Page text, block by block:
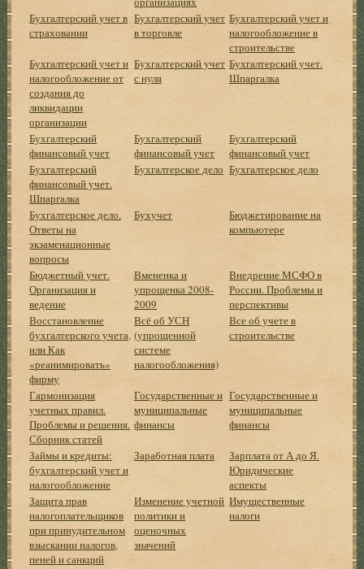
Бухгалтерский учет в
страховании
Бухгалтерский учет
в торговле
Бухгалтерский учет и
налогообложение в
строительстве
Бухгалтерский учет и
налогообложение от
создания до
ликвидации
организации
Бухгалтерский учет
с нуля
Бухгалтерский учет.
Шпаргалка
Бухгалтерский
финансовый учет
Бухгалтерский
финансовый учет
Бухгалтерский
финансовый учет
Бухгалтерский
финансовый учет.
Шпаргалка
Бухгалтерское дело Бухгалтерское дело
Бухгалтерское дело.
Ответы на
экзаменационные
вопросы
Бухучет
Бюджетирование на
компьютере
Бюджетный учет.
Организация и
ведение
Вмененка и
упрощенка 2008-
2009
Внедрение МСФО в
России. Проблемы и
перспективы
Восстановление
бухгалтерского учета,
или Как
«реанимировать»
фирму
Всё об УСН
(упрощенной
системе
налогообложения)
Все об учете в
строительстве
Гармонизация
учетных правил.
Проблемы и решения.
Сборник статей
Государственные и
муниципальные
финансы
Государственные и
муниципальные
финансы
Займы и кредиты:
бухгалтерский учет и
налогообложение
Заработная плата
Зарплата от А до Я.
Юридические
аспекты
Защита прав
налогоплательщиков
при принудительном
взыскании налогов,
пеней и санкций
Изменение учетной
политики и
оценочных
значений
Имущественные
налоги